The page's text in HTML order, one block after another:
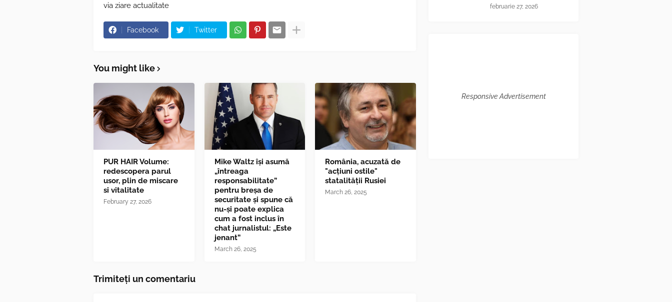
via ziare actualitate
Facebook Twitter
You might like
PUR HAIR Volume:
redescopera parul
usor, plin de miscare
si vitalitate
February 27, 2026
Mike Waltz îşi asumă
„întreaga
responsabilitate”
pentru breşa de
securitate și spune că
nu-și poate explica
cum a fost inclus în
chat jurnalistul: „Este
jenant”
March 26, 2025
România, acuzată de
"acțiuni ostile"
statalității Rusiei
March 26, 2025
Trimiteți un comentariu
februarie 27, 2026
Responsive Advertisement